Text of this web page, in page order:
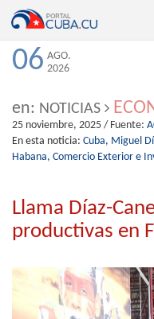
06 AGO.
2026
en: NOTICIAS
25 noviembre, 2025 / Fuente:
En esta noticia: Cuba, Miguel
Habana, Comercio Exterior e
Llama Díaz-
productivas en